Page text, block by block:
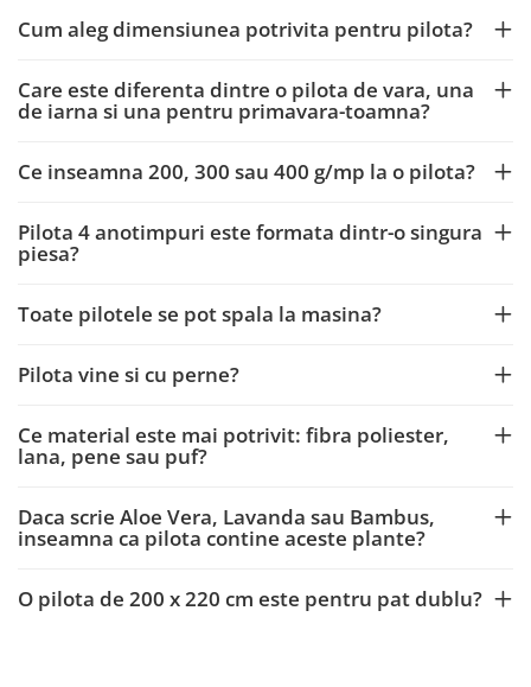
Cum aleg dimensiunea potrivita pentru pilota?
Care este diferenta dintre o pilota de vara, una
de iarna si una pentru primavara-toamna?
Ce inseamna 200, 300 sau 400 g/mp la o pilota?
Pilota 4 anotimpuri este formata dintr-o singura
piesa?
Toate pilotele se pot spala la masina?
Pilota vine si cu perne?
Ce material este mai potrivit: fibra poliester,
lana, pene sau puf?
Daca scrie Aloe Vera, Lavanda sau Bambus,
inseamna ca pilota contine aceste plante?
O pilota de 200 x 220 cm este pentru pat dublu?